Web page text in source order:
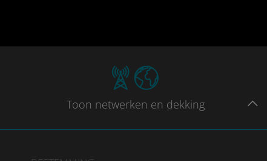
Toon netwerken en dekking